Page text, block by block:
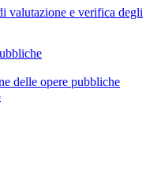
valutazione e verifica degli
delle opere pubbliche